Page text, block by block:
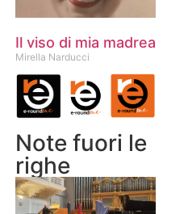
Il viso di mia madrea
Mirella Narducci
Note fuori le
righe